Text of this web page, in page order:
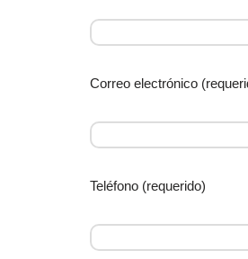
Correo electrónico
Teléfono (requerido)